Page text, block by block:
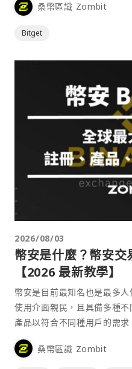
桑幣區識 Zombit
Bitget
2026/08/03
幣安是什麼？幣安
【2026 最新教學】
幣安是目前最知名也是最多
使用介面親民，且具備多種
產品以符合不同種用戶的需
式來參與加密貨幣市場。
桑幣區識 Zombit